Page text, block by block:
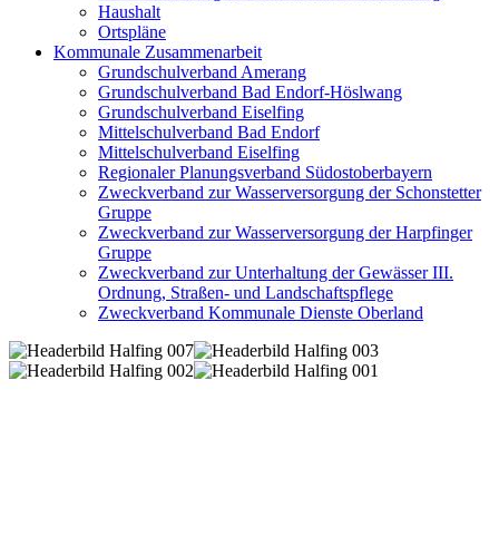
Haushalt
Ortspläne
Kommunale Zusammenarbeit
Grundschulverband Amerang
Grundschulverband Bad Endorf-Höslwang
Grundschulverband Eiselfing
Mittelschulverband Bad Endorf
Mittelschulverband Eiselfing
Regionaler Planungsverband Südostoberbayern
Zweckverband zur Wasserversorgung der Schonstetter
Gruppe
Zweckverband zur Wasserversorgung der Harpfinger
Gruppe
Zweckverband zur Unterhaltung der Gewässer III.
Ordnung, Straßen- und Landschaftspflege
Zweckverband Kommunale Dienste Oberland